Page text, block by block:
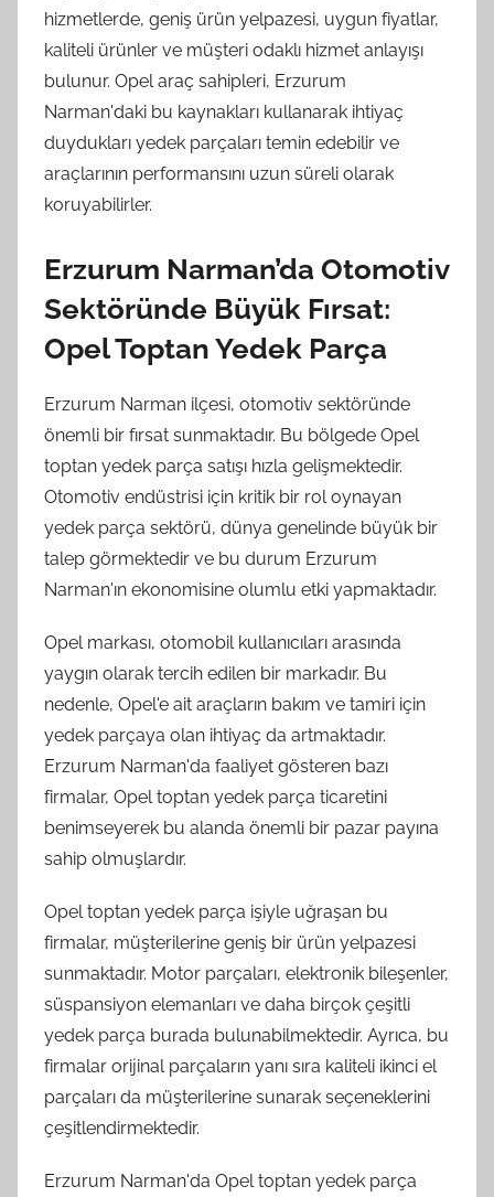
hizmetlerde, geniş ürün yelpazesi, uygun fiyatlar,
kaliteli ürünler ve müşteri odaklı hizmet anlayışı
bulunur. Opel araç sahipleri, Erzurum
Narman'daki bu kaynakları kullanarak ihtiyaç
duydukları yedek parçaları temin edebilir ve
araçlarının performansını uzun süreli olarak
koruyabilirler.
Erzurum Narman’da Otomotiv
Sektöründe Büyük Fırsat:
Opel Toptan Yedek Parça
Erzurum Narman ilçesi, otomotiv sektöründe
önemli bir fırsat sunmaktadır. Bu bölgede Opel
toptan yedek parça satışı hızla gelişmektedir.
Otomotiv endüstrisi için kritik bir rol oynayan
yedek parça sektörü, dünya genelinde büyük bir
talep görmektedir ve bu durum Erzurum
Narman'ın ekonomisine olumlu etki yapmaktadır.
Opel markası, otomobil kullanıcıları arasında
yaygın olarak tercih edilen bir markadır. Bu
nedenle, Opel'e ait araçların bakım ve tamiri için
yedek parçaya olan ihtiyaç da artmaktadır.
Erzurum Narman'da faaliyet gösteren bazı
firmalar, Opel toptan yedek parça ticaretini
benimseyerek bu alanda önemli bir pazar payına
sahip olmuşlardır.
Opel toptan yedek parça işiyle uğraşan bu
firmalar, müşterilerine geniş bir ürün yelpazesi
sunmaktadır. Motor parçaları, elektronik bileşenler,
süspansiyon elemanları ve daha birçok çeşitli
yedek parça burada bulunabilmektedir. Ayrıca, bu
firmalar orijinal parçaların yanı sıra kaliteli ikinci el
parçaları da müşterilerine sunarak seçeneklerini
çeşitlendirmektedir.
Erzurum Narman'da Opel toptan yedek parça